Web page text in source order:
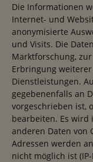
Die Informationen
Internet- und
anonymisierte
und Visits. Die
Marktforschung,
Erbringung
Dienstleistungen.
gegebenenfalls an
vorgeschrieben ist,
bearbeiten. Es wird
anderen Daten von
Adressen werden
nicht möglich ist